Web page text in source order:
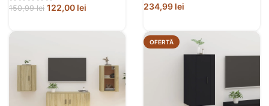
150,99lei 122,00 lei 234,99 lei
OFERTĂ